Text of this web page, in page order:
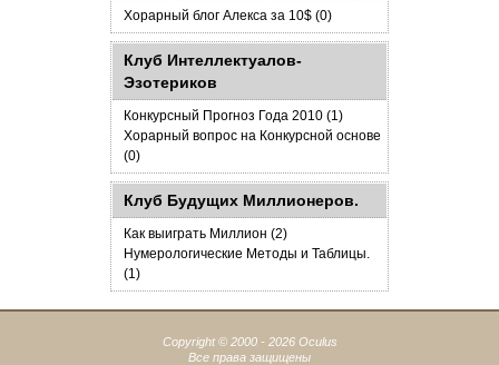
Хорарный блог Алекса за 10$ (0)
Клуб Интеллектуалов-
Эзотериков
Конкурсный Прогноз Года 2010 (1)
Хорарный вопрос на Конкурсной основе
(0)
Клуб Будущих Миллионеров.
Как выиграть Миллион (2)
Нумерологические Методы и Таблицы.
(1)
Copyright © 2000 - 2026 Oculus
Все права защищены